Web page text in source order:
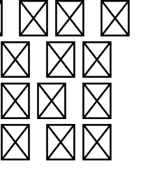
복사 과
중심
된 복
바깥